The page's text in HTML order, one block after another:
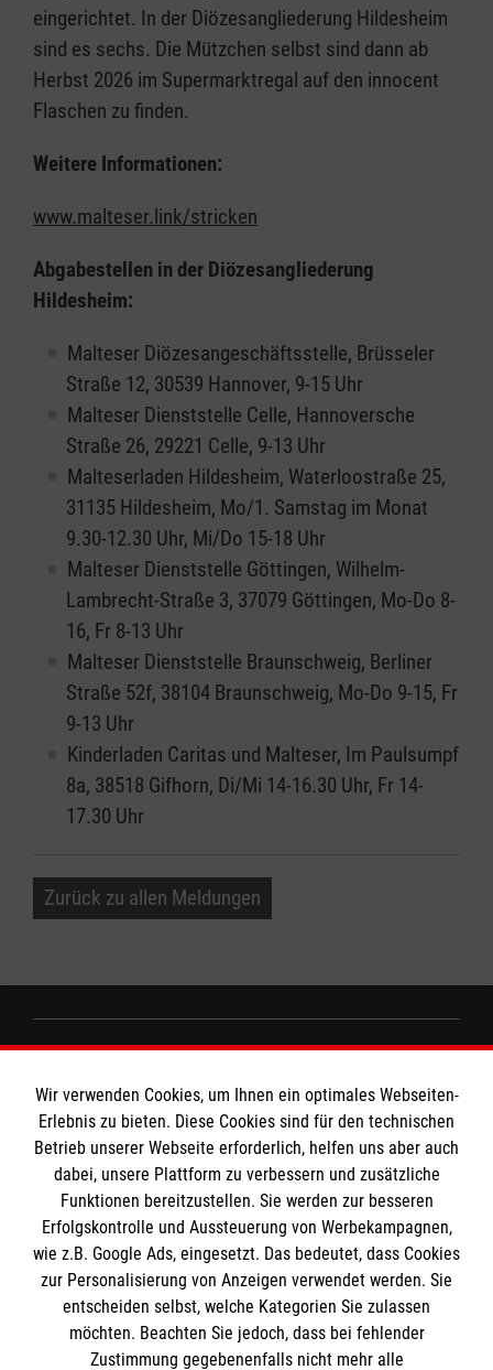
eingerichtet. In der Diözesangliederung Hildesheim
sind es sechs. Die Mützchen selbst sind dann ab
Herbst 2026 im Supermarktregal auf den innocent
Flaschen zu finden.
Weitere Informationen:
www.malteser.link/stricken
Abgabestellen in der Diözesangliederung
Hildesheim:
Malteser Diözesangeschäftsstelle, Brüsseler
Straße 12, 30539 Hannover, 9-15 Uhr
Malteser Dienststelle Celle, Hannoversche
Straße 26, 29221 Celle, 9-13 Uhr
Malteserladen Hildesheim, Waterloostraße 25,
31135 Hildesheim, Mo/1. Samstag im Monat
9.30-12.30 Uhr, Mi/Do 15-18 Uhr
Malteser Dienststelle Göttingen, Wilhelm-
Lambrecht-Straße 3, 37079 Göttingen, Mo-Do 8-
16, Fr 8-13 Uhr
Malteser Dienststelle Braunschweig, Berliner
Straße 52f, 38104 Braunschweig, Mo-Do 9-15, Fr
9-13 Uhr
Kinderladen Caritas und Malteser, Im Paulsumpf
8a, 38518 Gifhorn, Di/Mi 14-16.30 Uhr, Fr 14-
17.30 Uhr
Zurück zu allen Meldungen
Impressum
Datenschutz
Barrierefreiheit
Kontakt
Die Malteser
Malteser in Deutschland
Malteserorden
Sharepoint
MPG Ansprechpartner
Den Beauftragten für Medizinproduktesicherheit
Wir verwenden Cookies, um Ihnen ein optimales Webseiten-
Erlebnis zu bieten. Diese Cookies sind für den technischen
Betrieb unserer Webseite erforderlich, helfen uns aber auch
dabei, unsere Plattform zu verbessern und zusätzliche
Funktionen bereitzustellen. Sie werden zur besseren
Erfolgskontrolle und Aussteuerung von Werbekampagnen,
wie z.B. Google Ads, eingesetzt. Das bedeutet, dass Cookies
zur Personalisierung von Anzeigen verwendet werden. Sie
entscheiden selbst, welche Kategorien Sie zulassen
möchten. Beachten Sie jedoch, dass bei fehlender
Zustimmung gegebenenfalls nicht mehr alle